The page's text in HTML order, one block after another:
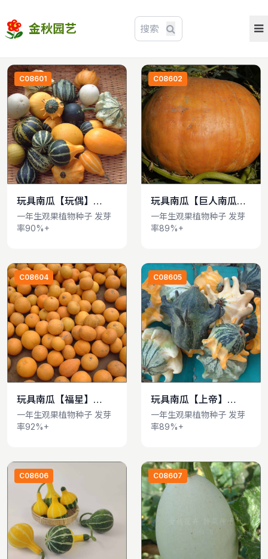
金秋园艺
C08601
查看详情
玩具南瓜【玩偶】
Cucurbita pepo
var.ovifera
一年生观果植物种子 发芽
率90%+
C08602
查看详情
玩具南瓜【巨人南瓜】
Cucurbita pepo
var.ovifera
一年生观果植物种子 发芽
率89%+
C08604
查看详情
玩具南瓜【福星】
Cucurbita pepo
var.ovifera
一年生观果植物种子 发芽
率92%+
C08605
查看详情
玩具南瓜【上帝】
Cucurbita pepo
var.ovifera
一年生观果植物种子 发芽
率89%+
C08606 C08607